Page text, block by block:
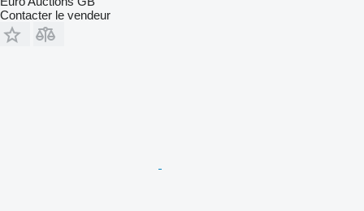
Contacter le vendeur